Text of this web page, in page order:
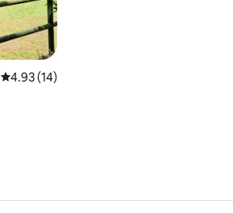
平均评分 4.93 分（满分 5 分），共 14 条评价
4.93 (14)